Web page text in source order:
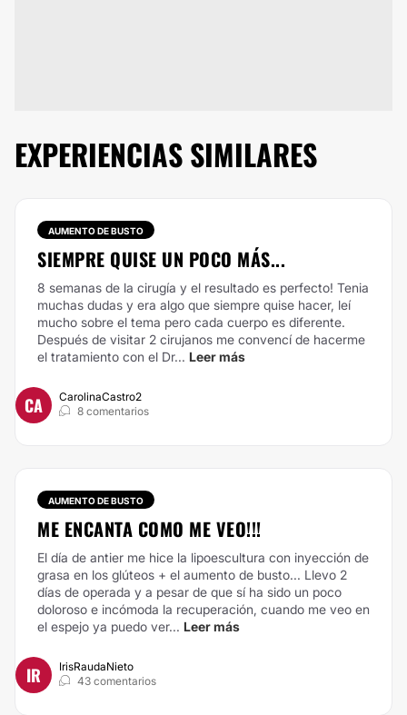
EXPERIENCIAS SIMILARES
AUMENTO DE BUSTO
SIEMPRE QUISE UN POCO MÁS...
8 semanas de la cirugía y el resultado es perfecto! Tenia
muchas dudas y era algo que siempre quise hacer, leí
mucho sobre el tema pero cada cuerpo es diferente.
Después de visitar 2 cirujanos me convencí de hacerme
el tratamiento con el Dr... Leer más
CA
CarolinaCastro2
8 comentarios
AUMENTO DE BUSTO
ME ENCANTA COMO ME VEO!!!
El día de antier me hice la lipoescultura con inyección de
grasa en los glúteos + el aumento de busto... Llevo 2
días de operada y a pesar de que sí ha sido un poco
doloroso e incómoda la recuperación, cuando me veo en
el espejo ya puedo ver... Leer más
IR
IrisRaudaNieto
43 comentarios